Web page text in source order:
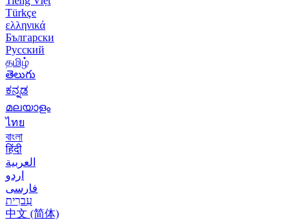
Türkçe
ελληνικά
Български
Русский
தமிழ்
తెలుగు
ಕನ್ನಡ
മലയാളം
ไทย
বাংলা
हिंदी
العربية
اردو
فارسی
עִברִית
中文 (简体)